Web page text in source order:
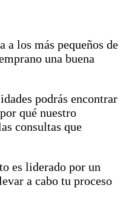
a los más pequeños de
una buena
podrás encontrar
qué nuestro
consultas que
es liderado por un
a cabo tu proceso